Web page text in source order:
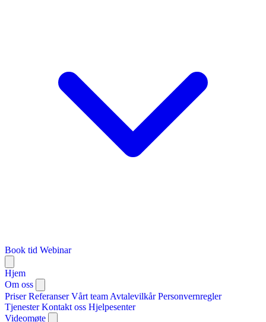
Book tid Webinar
Hjem
Om oss
Priser Referanser Vårt team Avtalevilkår Personvernregler
Tjenester Kontakt oss Hjelpesenter
Videomøte